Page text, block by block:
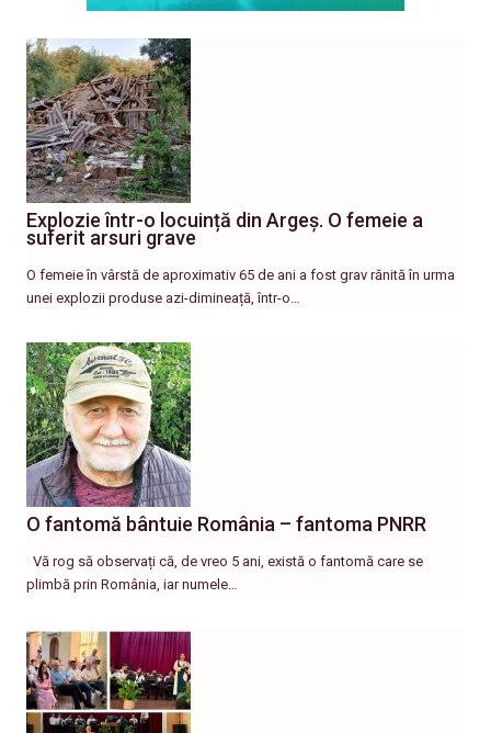
Explozie într-o locuință din Argeș. O femeie a
suferit arsuri grave
O femeie în vârstă de aproximativ 65 de ani a fost grav rănită în urma
unei explozii produse azi-dimineață, într-o…
O fantomă bântuie România – fantoma PNRR
Vă rog să observați că, de vreo 5 ani, există o fantomă care se
plimbă prin România, iar numele…